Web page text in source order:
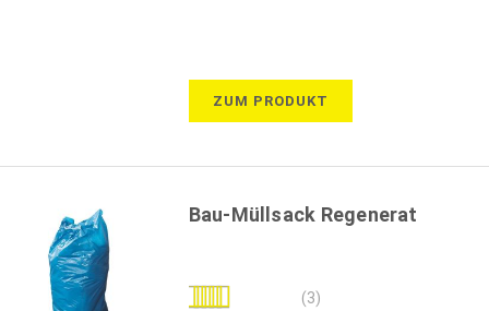
ZUM PRODUKT
Bau-Müllsack Regenerat
Bewertung: (3)